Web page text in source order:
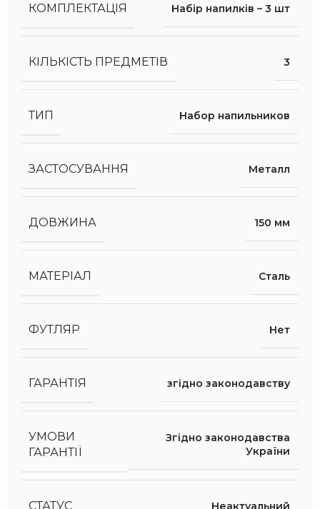
КОМПЛЕКТАЦІЯ Набір напилків – 3 шт
КІЛЬКІСТЬ ПРЕДМЕТІВ 3
ТИП Набор напильников
ЗАСТОСУВАННЯ Металл
ДОВЖИНА 150 мм
МАТЕРІАЛ Сталь
ФУТЛЯР Нет
ГАРАНТІЯ згідно законодавству
УМОВИ
ГАРАНТІЇ
Згідно законодавства
України
СТАТУС Неактуальний